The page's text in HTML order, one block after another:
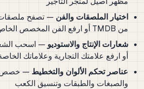
اختيار الملصقات والفن — تصفح ملصقات
من TMDB أو ارفع الفن المخصص الخاص بك
شعارات الإنتاج والاستوديو — اسحب
أو ارفع علامتك التجارية وعلاماتك
عناصر تحكم الألوان والتخطيط — خصص
والصبغات والطبقات وتنسيق الكعب